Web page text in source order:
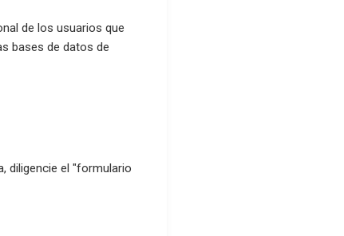
de los usuarios que
bases de datos de
diligencie el "formulario